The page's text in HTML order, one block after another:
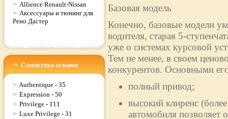
Allience Renault-Nissan
Аксессуары и тюнинг для
Рено Дастер
Статистика отзывов
Authentique - 35
Expression - 50
Privilege - 111
Luxe Privilege - 31
Базовая модель
Конечно, базовые модели
водителя, старая 5-
уже о системах курсовой
Тем не менее, в своем
конкурентов. Основными
полный привод;
высокий клиренс
автомобиля позволяет